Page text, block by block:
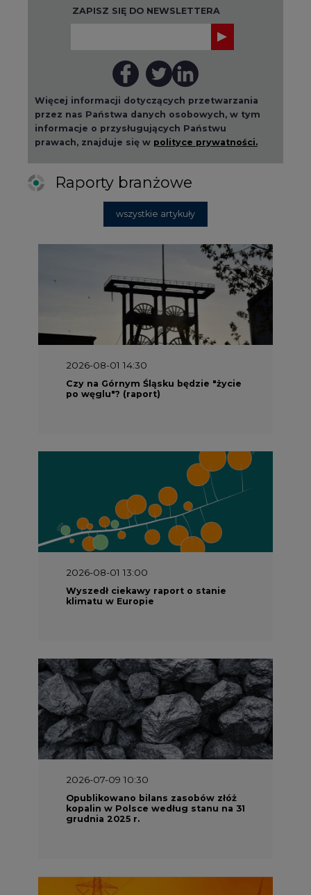
ZAPISZ SIĘ DO NEWSLETTERA
Więcej informacji dotyczących przetwarzania
przez nas Państwa danych osobowych, w tym
informacje o przysługujących Państwu
prawach, znajduje się w polityce prywatności.
Raporty branżowe
wszystkie artykuły
2026-08-01 14:30
Czy na Górnym Śląsku będzie "życie
po węglu"? (raport)
2026-08-01 13:00
Wyszedł ciekawy raport o stanie
klimatu w Europie
2026-07-09 10:30
Opublikowano bilans zasobów złóż
kopalin w Polsce według stanu na 31
grudnia 2025 r.